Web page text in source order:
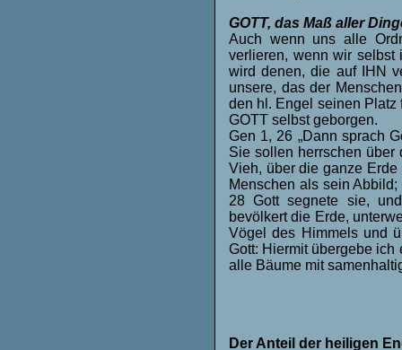
GOTT, das Maß aller
Auch wenn uns alle
verlieren, wenn wir selbst
wird denen, die auf IHN
unsere, das der
den hl. Engel seinen Platz
GOTT selbst geborgen.
Gen 1,26 „Dann sprach
Sie sollen herrschen über
Vieh, über die ganze
Menschen als sein
28 Gott segnete sie,
bevölkert die Erde,
Vögel des Himmels und
Gott: Hiermit übergebe
alle Bäume mit
Der Anteil der heiligen